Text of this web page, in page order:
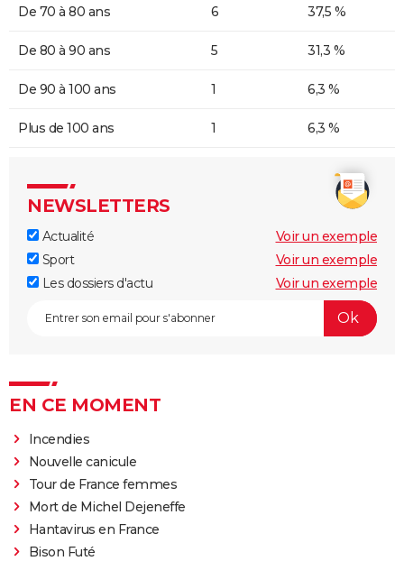
De 70 à 80 ans 6 37,5 %
De 80 à 90 ans 5 31,3 %
De 90 à 100 ans 1 6,3 %
Plus de 100 ans 1 6,3 %
NEWSLETTERS
Actualité
Voir un exemple
Sport
Voir un exemple
Les dossiers d'actu
Voir un exemple
EN CE MOMENT
Incendies
Nouvelle canicule
Tour de France femmes
Mort de Michel Dejeneffe
Hantavirus en France
Bison Futé